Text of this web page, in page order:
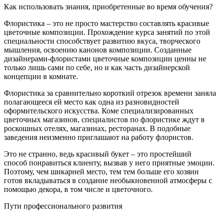
Как использовать знания, приобретенные во время обучения?
Флористика – это не просто мастерство составлять красивые
цветочные композиции. Прохождение курса занятий по этой
специальности способствует развитию вкуса, творческого
мышления, освоению канонов композиции. Созданные
дизайнерами-флористами цветочные композиции ценны не
только лишь сами по себе, но и как часть дизайнерской
концепции в комнате.
Флористика за сравнительно короткий отрезок времени заняла
полагающееся ей место как одна из разновидностей
оформительского искусства. Коме специализированных
цветочных магазинов, специалистов по флористике ждут в
роскошных отелях, магазинах, ресторанах. В подобные
заведения неизменно приглашают на работу флористов.
Это не странно, ведь красивый букет – это простейший
способ понравиться клиенту, вызвав у него приятные эмоции.
Поэтому, чем шикарней место, тем тем больше его хозяин
готов вкладываться в создание необыкновенной атмосферы с
помощью декора, в том числе и цветочного.
Пути профессионального развития